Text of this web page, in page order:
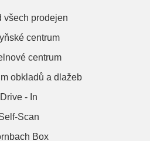
všech prodejen
centrum
centrum
obkladů a dlažeb
Drive - In
Scan
Box